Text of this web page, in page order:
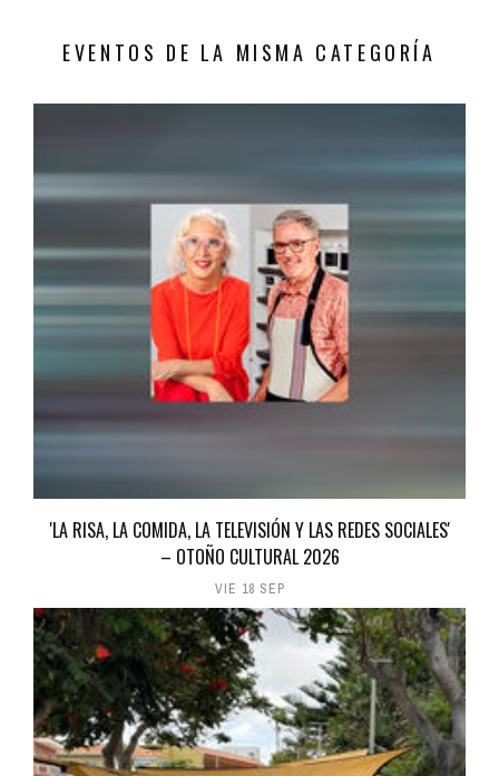
EVENTOS DE LA MISMA CATEGORÍA
'LA RISA, LA COMIDA, LA TELEVISIÓN Y LAS REDES SOCIALES'
– OTOÑO CULTURAL 2026
VIE 18 SEP